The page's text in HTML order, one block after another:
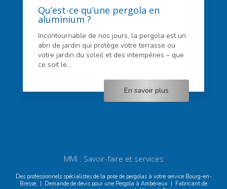
Qu’est-ce qu’une pergola en
aluminium ?
Incontournable de nos jours, la pergola est un
abri de jardin qui protège votre terrasse ou
votre jardin du soleil et des intempéries – que
ce soit le...
En savoir plus
MMI : Savoir-faire et services
Des professionnels spécialistes de la pose de pergolas à votre service Bourg-en-
Bresse,
Demande de devis pour une Pergola à Ambérieux
Fabricant de